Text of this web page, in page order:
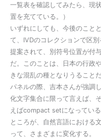
一覧表を確認してみたら、現
置を充てている。）
いずれにしても、今後のこと
て、IVDのコレクションで区
提案されて、別符号位置が付
だ。このことは、日本の行政
きな混乱の種となりうることだ
パネルの際、吉本さんが強調
化文字集合に限って言えば、
えばcompact setになってい
ところが、自然言語における
って、さまざまに変化する。